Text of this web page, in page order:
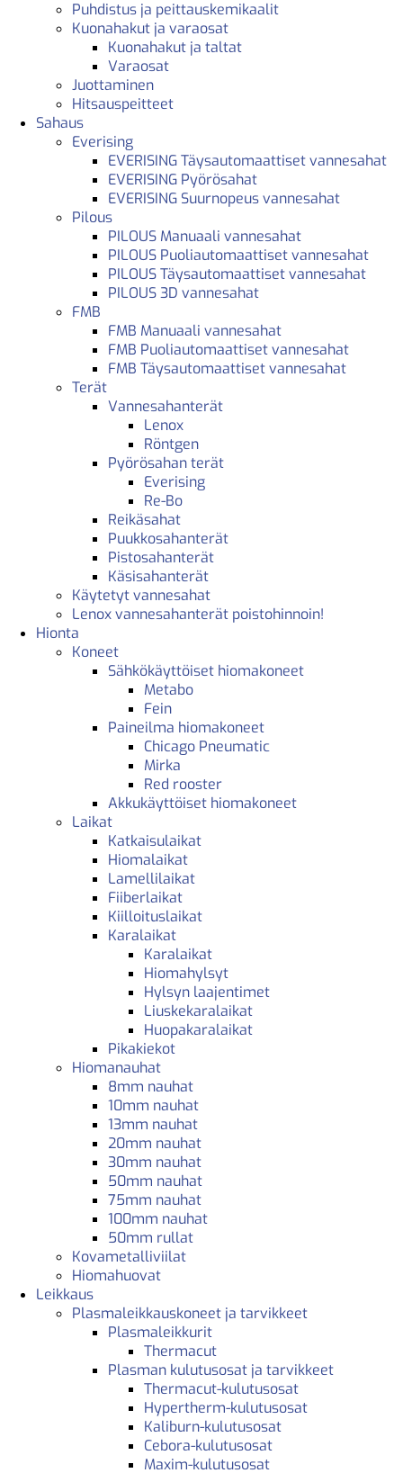
Puhdistus ja peittauskemikaalit
Kuonahakut ja varaosat
Kuonahakut ja taltat
Varaosat
Juottaminen
Hitsauspeitteet
Sahaus
Everising
EVERISING Täysautomaattiset vannesahat
EVERISING Pyörösahat
EVERISING Suurnopeus vannesahat
Pilous
PILOUS Manuaali vannesahat
PILOUS Puoliautomaattiset vannesahat
PILOUS Täysautomaattiset vannesahat
PILOUS 3D vannesahat
FMB
FMB Manuaali vannesahat
FMB Puoliautomaattiset vannesahat
FMB Täysautomaattiset vannesahat
Terät
Vannesahanterät
Lenox
Röntgen
Pyörösahan terät
Everising
Re-Bo
Reikäsahat
Puukkosahanterät
Pistosahanterät
Käsisahanterät
Käytetyt vannesahat
Lenox vannesahanterät poistohinnoin!
Hionta
Koneet
Sähkökäyttöiset hiomakoneet
Metabo
Fein
Paineilma hiomakoneet
Chicago Pneumatic
Mirka
Red rooster
Akkukäyttöiset hiomakoneet
Laikat
Katkaisulaikat
Hiomalaikat
Lamellilaikat
Fiiberlaikat
Kiilloituslaikat
Karalaikat
Karalaikat
Hiomahylsyt
Hylsyn laajentimet
Liuskekaralaikat
Huopakaralaikat
Pikakiekot
Hiomanauhat
8mm nauhat
10mm nauhat
13mm nauhat
20mm nauhat
30mm nauhat
50mm nauhat
75mm nauhat
100mm nauhat
50mm rullat
Kovametalliviilat
Hiomahuovat
Leikkaus
Plasmaleikkauskoneet ja tarvikkeet
Plasmaleikkurit
Thermacut
Plasman kulutusosat ja tarvikkeet
Thermacut-kulutusosat
Hypertherm-kulutusosat
Kaliburn-kulutusosat
Cebora-kulutusosat
Maxim-kulutusosat